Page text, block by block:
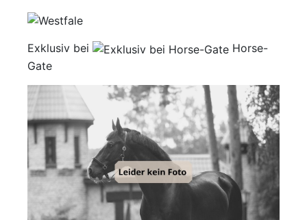
Account
Exklusiv bei
Horse-
Gate